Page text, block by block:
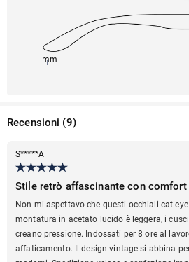
148mm
Recensioni (9)
S*****A
Stile retrò affascinante con comfort
Non mi aspettavo che questi occhiali cat-
montatura in acetato lucido è leggera, i
creano pressione. Indossati per 8 ore al
affaticamento. Il design vintage si abbina